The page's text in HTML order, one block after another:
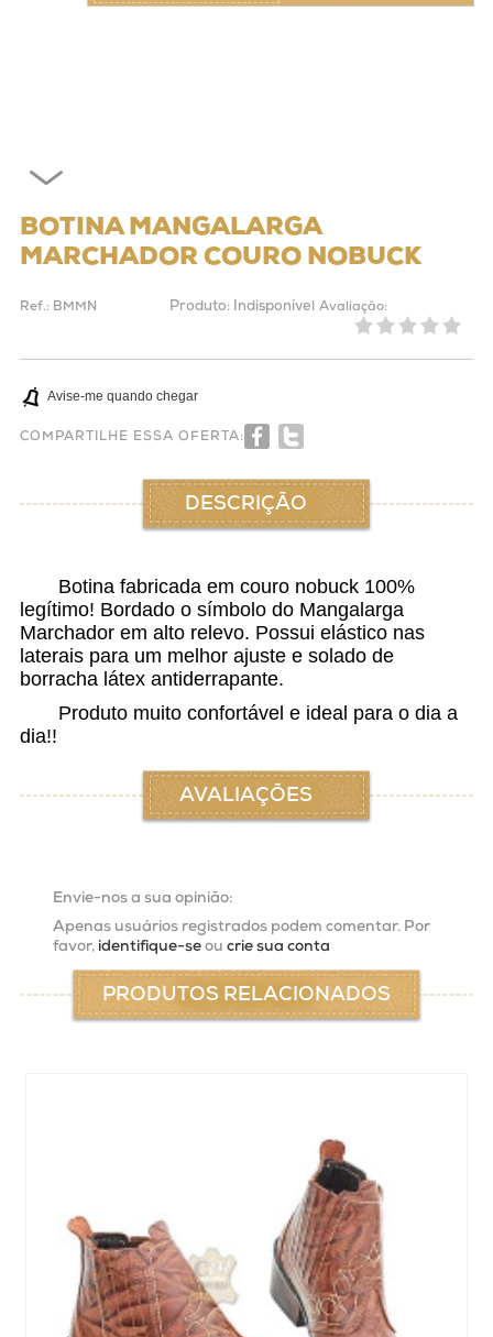
BOTINA MANGALARGA
MARCHADOR COURO NOBUCK
Ref.: BMMN Produto: Indisponível Avaliação:
Avise-me quando chegar
COMPARTILHE ESSA OFERTA:
DESCRIÇÃO
Botina fabricada em couro nobuck 100%
legítimo! Bordado o símbolo do Mangalarga
Marchador em alto relevo. Possui elástico nas
laterais para um melhor ajuste e solado de
borracha látex antiderrapante.
Produto muito confortável e ideal para o dia a
dia!!
AVALIAÇÕES
Envie-nos a sua opinião:
Apenas usuários registrados podem comentar. Por
favor, identifique-seou crie sua conta
PRODUTOS RELACIONADOS